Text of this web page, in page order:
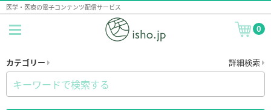
医学・医療の電子コンテンツ配信サービス
0
カテゴリー 詳細検索